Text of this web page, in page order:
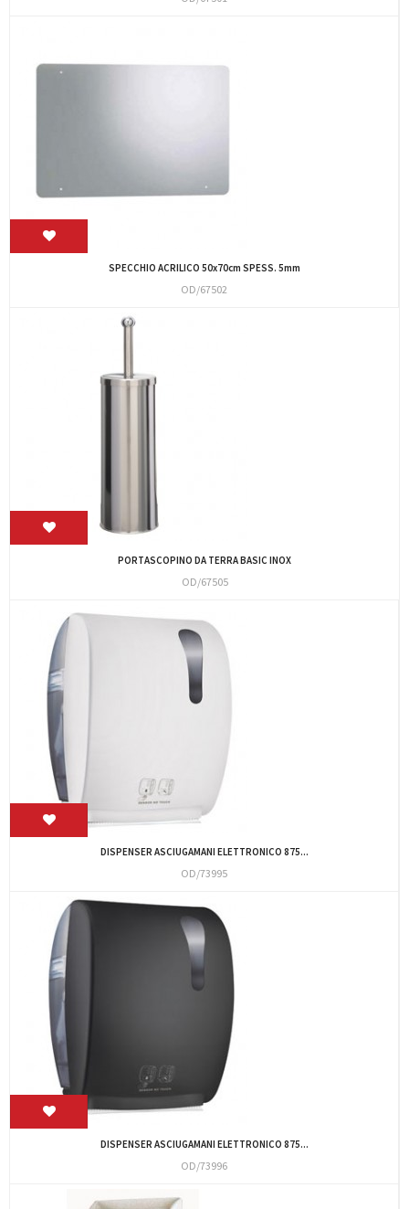
SPECCHIO ACRILICO 50x70cm SPESS. 5mm
OD/67502
PORTASCOPINO DA TERRA BASIC INOX
OD/67505
DISPENSER ASCIUGAMANI ELETTRONICO 875...
OD/73995
DISPENSER ASCIUGAMANI ELETTRONICO 875...
OD/73996